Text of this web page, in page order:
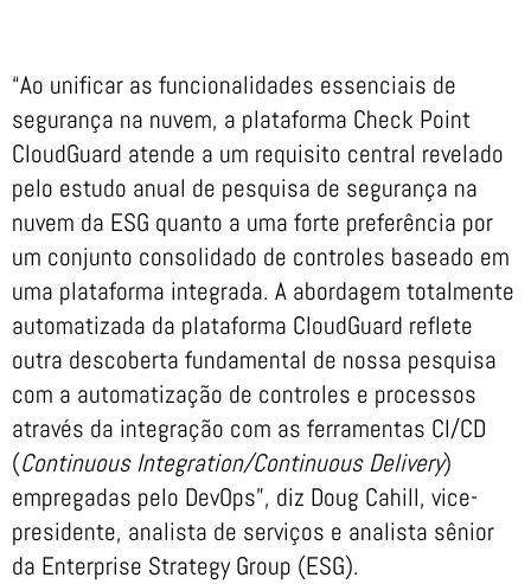
“Ao unificar as funcionalidades essenciais de
segurança na nuvem, a plataforma Check Point
CloudGuard atende a um requisito central revelado
pelo estudo anual de pesquisa de segurança na
nuvem da ESG quanto a uma forte preferência por
um conjunto consolidado de controles baseado em
uma plataforma integrada. A abordagem totalmente
automatizada da plataforma CloudGuard reflete
outra descoberta fundamental de nossa pesquisa
com a automatização de controles e processos
através da integração com as ferramentas CI/CD
(Continuous Integration/Continuous Delivery)
empregadas pelo DevOps”, diz Doug Cahill, vice-
presidente, analista de serviços e analista sênior
da Enterprise Strategy Group (ESG).